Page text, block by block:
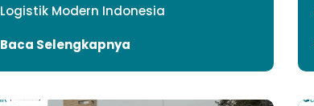
Logistik Modern Indonesia
Baca Selengkapnya